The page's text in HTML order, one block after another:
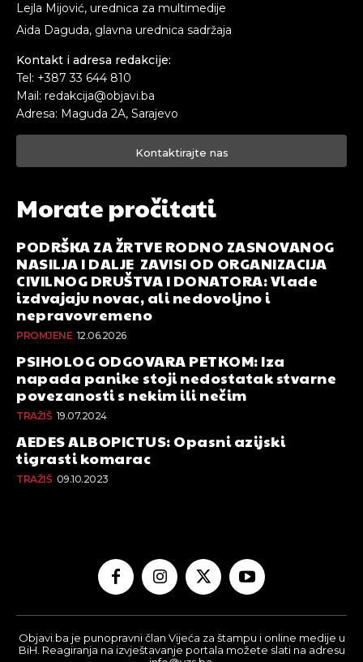
Lejla Mijović, urednica za multimedije
Aida Daguda, glavna urednica sadržaja
Kontakt i adresa redakcije:
Tel: +387 33 644 810
Mail: redakcija@objavi.ba
Adresa: Maguda 2A, Sarajevo
Kontaktirajte nas
Morate pročitati
PODRŠKA ZA ŽRTVE RODNO ZASNOVANOG
NASILJA I DALJE ZAVISI OD ORGANIZACIJA
CIVILNOG DRUŠTVA I DONATORA: Vlade
izdvajaju novac, ali nedovoljno i
nepravovremeno
PROMJENE 12.06.2026
PSIHOLOG ODGOVARA PETKOM: Iza
napada panike stoji nedostatak stvarne
povezanosti s nekim ili nečim
TRAŽIŠ 19.07.2024
AEDES ALBOPICTUS: Opasni azijski
tigrasti komarac
TRAŽIŠ 09.10.2023
Objavi.ba je punopravni član Vijeća za štampu i online medije u
BiH. Reagiranja na izvještavanje portala možete slati na adresu